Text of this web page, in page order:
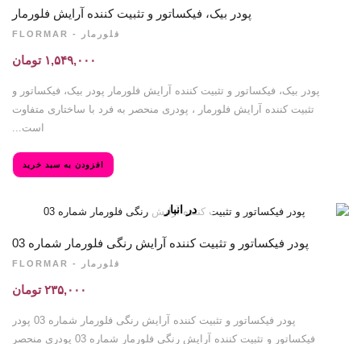
پودر بیک، فیکساتور و تثبیت کننده آرایش فلورمار
فلورمار - FLORMAR
۱,۵۴۹,۰۰۰ تومان
پودر بیک، فیکساتور و تثبیت کننده آرایش فلورمار پودر بیک، فیکساتور و
تثبیت کننده آرایش فلورمار ، پودری منحصر به فرد با ساختاری متفاوت
است...
افزودن به سبد خرید
در انبار
باشد
پودر فیکساتور و تثبیت کننده آرایش رنگی فلورمار شماره 03
فلورمار - FLORMAR
۲۳۵,۰۰۰ تومان
پودر فیکساتور و تثبیت کننده آرایش رنگی فلورمار شماره 03 پودر
فیکساتور و تثبیت کننده آرایش رنگی فلورمار شماره 03 پودری منحصر